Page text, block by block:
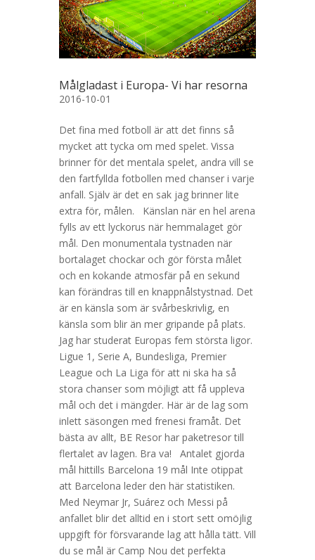
Målgladast i Europa- Vi har resorna
2016-10-01
Det fina med fotboll är att det finns så
mycket att tycka om med spelet. Vissa
brinner för det mentala spelet, andra vill se
den fartfyllda fotbollen med chanser i varje
anfall. Själv är det en sak jag brinner lite
extra för, målen. Känslan när en hel arena
fylls av ett lyckorus när hemmalaget gör
mål. Den monumentala tystnaden när
bortalaget chockar och gör första målet
och en kokande atmosfär på en sekund
kan förändras till en knappnålstystnad. Det
är en känsla som är svårbeskrivlig, en
känsla som blir än mer gripande på plats.
Jag har studerat Europas fem största ligor.
Ligue 1, Serie A, Bundesliga, Premier
League och La Liga för att ni ska ha så
stora chanser som möjligt att få uppleva
mål och det i mängder. Här är de lag som
inlett säsongen med frenesi framåt. Det
bästa av allt, BE Resor har paketresor till
flertalet av lagen. Bra va! Antalet gjorda
mål hittills Barcelona 19 mål Inte otippat
att Barcelona leder den här statistiken.
Med Neymar Jr, Suárez och Messi på
anfallet blir det alltid en i stort sett omöjlig
uppgift för försvarande lag att hålla tätt. Vill
du se mål är Camp Nou det perfekta